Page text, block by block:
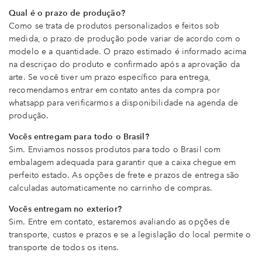
Qual é o prazo de produção?
Como se trata de produtos personalizados e feitos sob
medida, o prazo de produção pode variar de acordo com o
modelo e a quantidade. O prazo estimado é informado acima
na descriçao do produto e confirmado após a aprovação da
arte. Se você tiver um prazo específico para entrega,
recomendamos entrar em contato antes da compra por
whatsapp para verificarmos a disponibilidade na agenda de
produção.
Vocês entregam para todo o Brasil?
Sim. Enviamos nossos produtos para todo o Brasil com
embalagem adequada para garantir que a caixa chegue em
perfeito estado. As opções de frete e prazos de entrega são
calculadas automaticamente no carrinho de compras.
Vocês entregam no exterior?
Sim. Entre em contato, estaremos avaliando as opções de
transporte, custos e prazos e se a legislação do local permite o
transporte de todos os itens.